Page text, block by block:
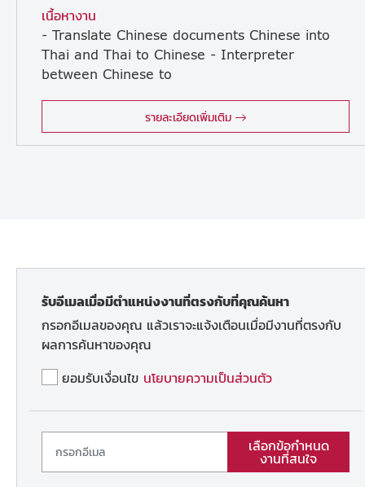
เนื้อหางาน
- Translate Chinese documents Chinese into
Thai and Thai to Chinese - Interpreter
between Chinese to
รายละเอียดเพิ่มเติม
รับอีเมลเมื่อมีตำแหน่งงานที่ตรงกับที่คุณค้นหา
กรอกอีเมลของคุณ แล้วเราจะแจ้งเตือนเมื่อมีงานที่ตรงกับ
ผลการค้นหาของคุณ
ยอมรับเงื่อนไข นโยบายความเป็นส่วนตัว
เลือกข้อกำหนด
งานที่สนใจ